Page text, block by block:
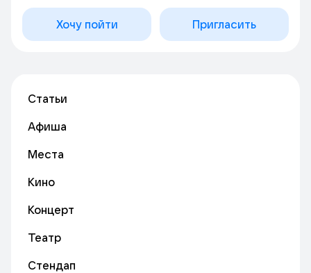
Хочу пойти Пригласить
Статьи
Афиша
Места
Кино
Концерт
Театр
Стендап